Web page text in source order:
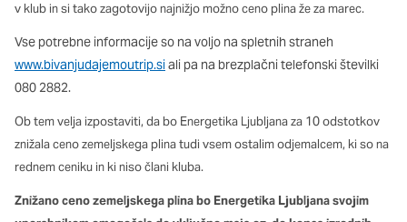
v klub in si tako zagotovijo najnižjo možno ceno plina že za marec.
Vse potrebne informacije so na voljo na spletnih straneh
www.bivanjudajemoutrip.siali pa na brezplačni telefonski številki
080 2882.
Ob tem velja izpostaviti, da bo Energetika Ljubljana za 10 odstotkov
znižala ceno zemeljskega plina tudi vsem ostalim odjemalcem, ki so na
rednem ceniku in ki niso člani kluba.
Znižano ceno zemeljskega plina bo Energetika Ljubljana svojim
S temi piškotki štejemo obiske in izvor prometa, da lahko
merimo in izboljšamo učinkovitost delovanja našega spletnega
mesta. Z njimi prepoznamo, katera mesta so najbolj in najmanj
priljubljena, in opazujemo, kako se obiskovalci pomikajo po
spletnem mestu. Podatki, ki jih piškotki zbirajo, so združeni in
anonimni. Če uporabo teh piškotkov zavrnete, ne bomo vedeli,
kdaj ste obiskali naše spletno mesto.
Te piškotke nastavijo naši oglaševalski partnerji. Partnerska